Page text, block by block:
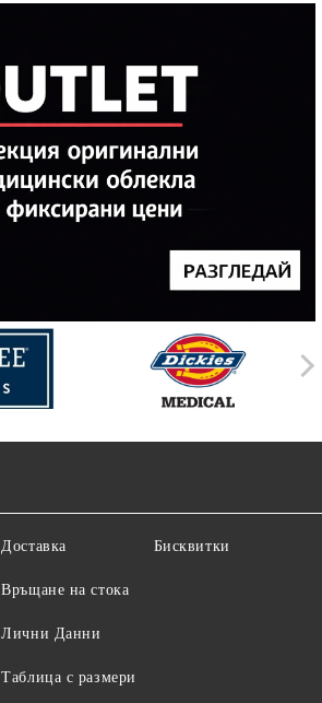
Доставка
Връщане на стока
Лични Данни
Таблица с размери
Бисквитки